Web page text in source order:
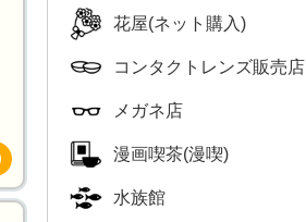
花屋(ネット購入)
コンタクトレンズ販売店
メガネ店
漫画喫茶(漫喫)
水族館